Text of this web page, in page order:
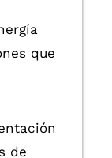
que
de